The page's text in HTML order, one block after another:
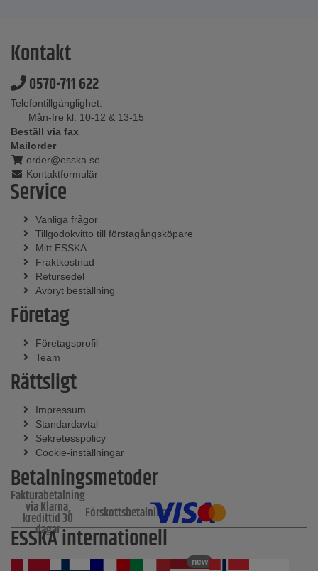
Kontakt
0570-711 622
Telefontillgänglighet:
Mån-fre kl. 10-12 & 13-15
Beställ via fax
Mailorder
order@esska.se
Kontaktformulär
Service
Vanliga frågor
Tillgodokvitto till förstagångsköpare
Mitt ESSKA
Fraktkostnad
Retursedel
Avbryt beställning
Företag
Företagsprofil
Team
Rättsligt
Impressum
Standardavtal
Sekretesspolicy
Cookie-inställningar
Betalningsmetoder
Fakturabetalning
via Klarna,
kredittid 30
dagar
Förskottsbetalning
ESSKA internationell
new